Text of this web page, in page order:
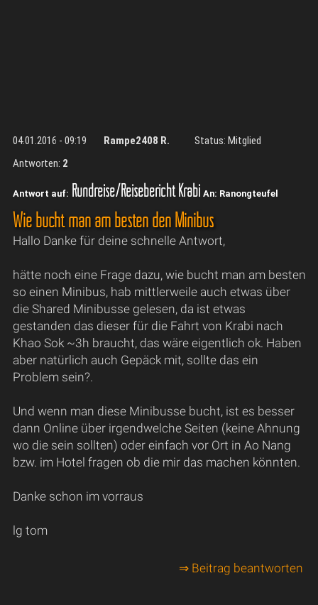
04.01.2016 - 09:19 Rampe2408 R.
Status: Mitglied
Antworten: 2
Antwort auf: Rundreise/Reisebericht Krabi An: Ranongteufel
Wie bucht man am besten den Minibus
Hallo Danke für deine schnelle Antwort,
hätte noch eine Frage dazu, wie bucht man am besten
so einen Minibus, hab mittlerweile auch etwas über
die Shared Minibusse gelesen, da ist etwas
gestanden das dieser für die Fahrt von Krabi nach
Khao Sok ~3h braucht, das wäre eigentlich ok. Haben
aber natürlich auch Gepäck mit, sollte das ein
Problem sein?.
Und wenn man diese Minibusse bucht, ist es besser
dann Online über irgendwelche Seiten (keine Ahnung
wo die sein sollten) oder einfach vor Ort in Ao Nang
bzw. im Hotel fragen ob die mir das machen könnten.
Danke schon im vorraus
lg tom
⇒ Beitrag beantworten